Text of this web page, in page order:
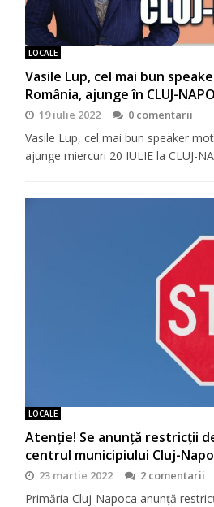
LOCALE
Vasile Lup, cel mai bun
România, ajunge în CLUJ-
19 iulie 2022 0 comentarii
Vasile Lup, cel mai bun speaker
ajunge miercuri 20 IULIE la CLUJ-
LOCALE
Atenție! Se anunță restricții
centrul municipiului Cluj-
23 martie 2022 2 comentarii
Primăria Cluj-Napoca anunță